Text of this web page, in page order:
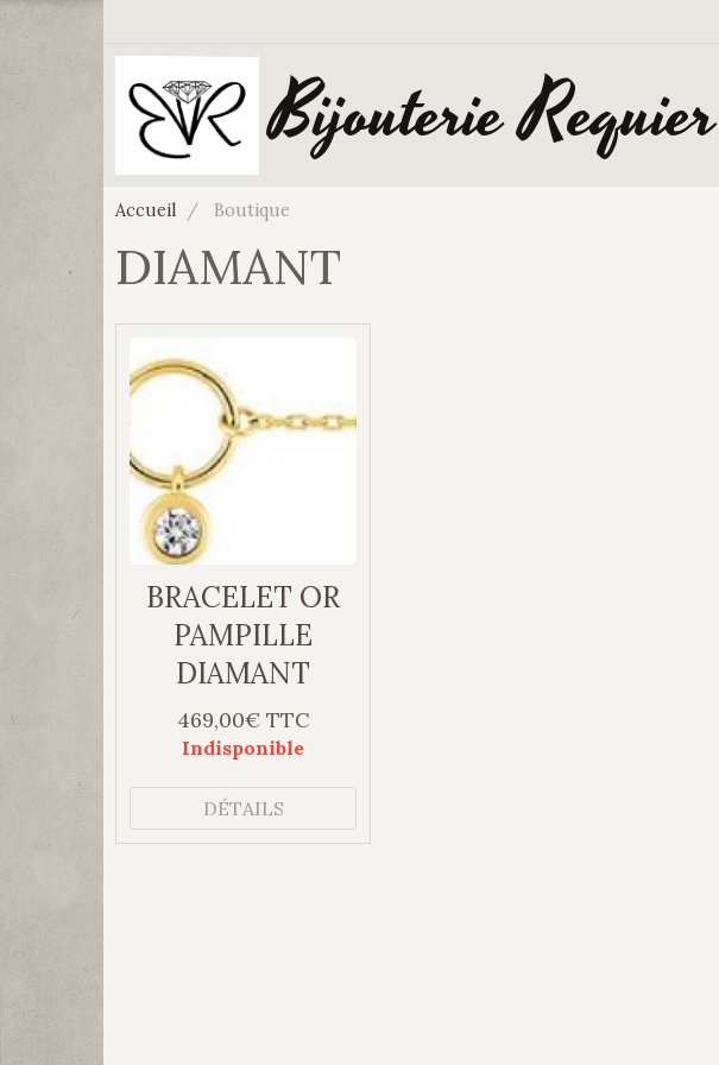
Bijouterie Requier
Accueil Boutique
DIAMANT
BRACELET OR
PAMPILLE
DIAMANT
469,00€ TTC
Indisponible
DÉTAILS